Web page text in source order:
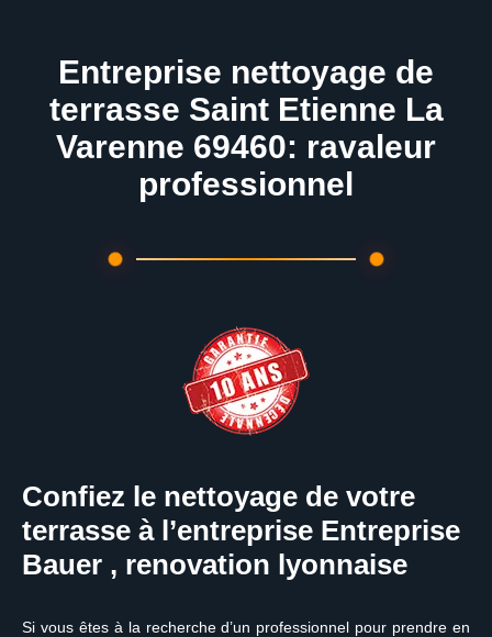
Entreprise nettoyage de
terrasse Saint Etienne La
Varenne 69460: ravaleur
professionnel
Confiez le nettoyage de votre
terrasse à l’entreprise Entreprise
Bauer , renovation lyonnaise
Si vous êtes à la recherche d’un professionnel pour prendre en